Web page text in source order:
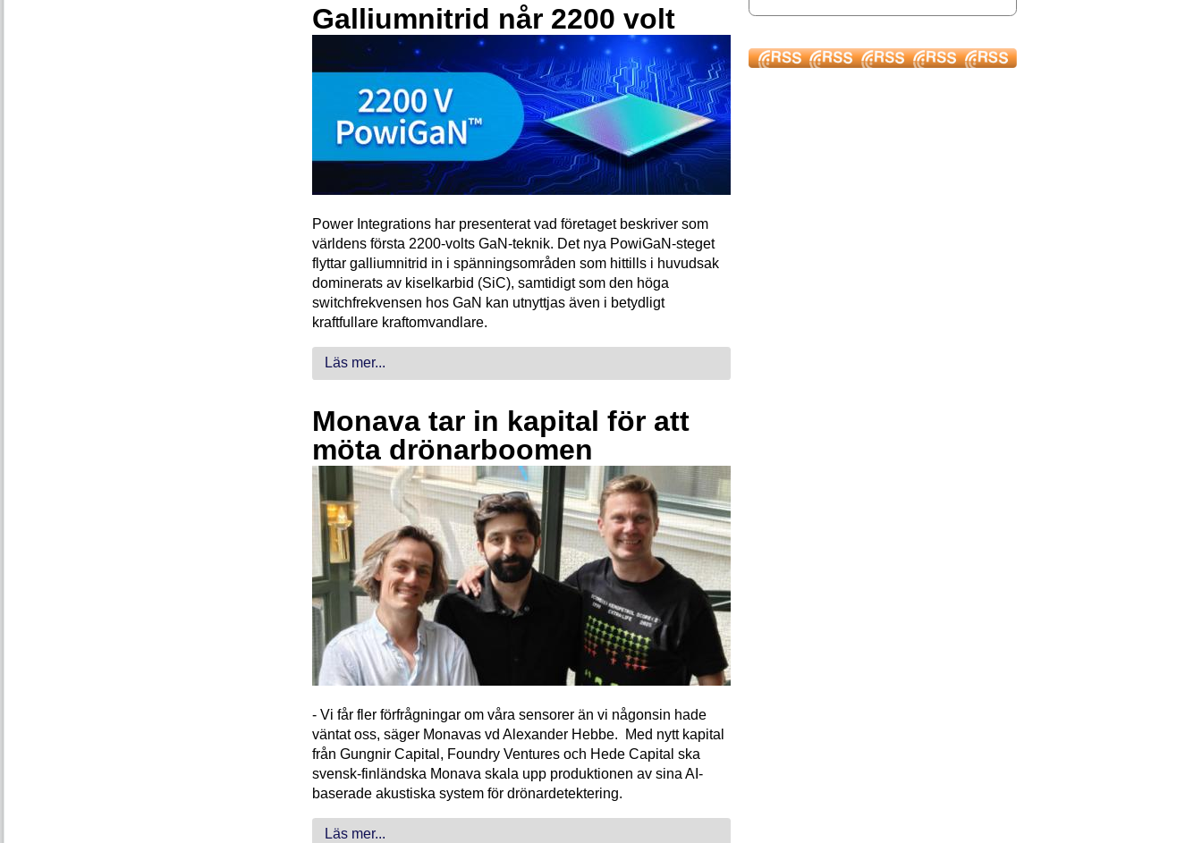
Galliumnitrid når 2200 volt
Power Integrations har presenterat vad företaget beskriver som
världens första 2200-volts GaN-teknik. Det nya PowiGaN-steget
flyttar galliumnitrid in i spänningsområden som hittills i huvudsak
dominerats av kiselkarbid (SiC), samtidigt som den höga
switchfrekvensen hos GaN kan utnyttjas även i betydligt
kraftfullare kraftomvandlare.
Läs mer...
Monava tar in kapital för att
möta drönarboomen
- Vi får fler förfrågningar om våra sensorer än vi någonsin hade
väntat oss, säger Monavas vd Alexander Hebbe. Med nytt kapital
från Gungnir Capital, Foundry Ventures och Hede Capital ska
svensk-finländska Monava skala upp produktionen av sina AI-
baserade akustiska system för drönardetektering.
Läs mer...